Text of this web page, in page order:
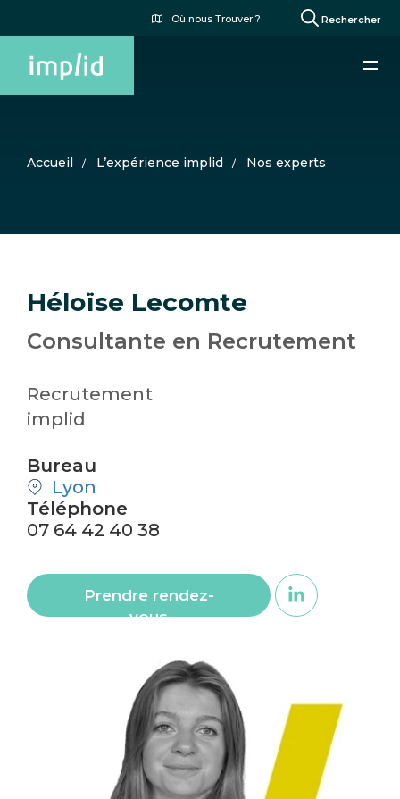
principal
Où nous Trouver ?
MenuRechercher
Accueil L’expérience implid Nos experts
Héloïse Lecomte
Consultante en Recrutement
Recrutement
implid
Bureau
Lyon
Téléphone
07 64 42 40 38
Prendre rendez-
vous